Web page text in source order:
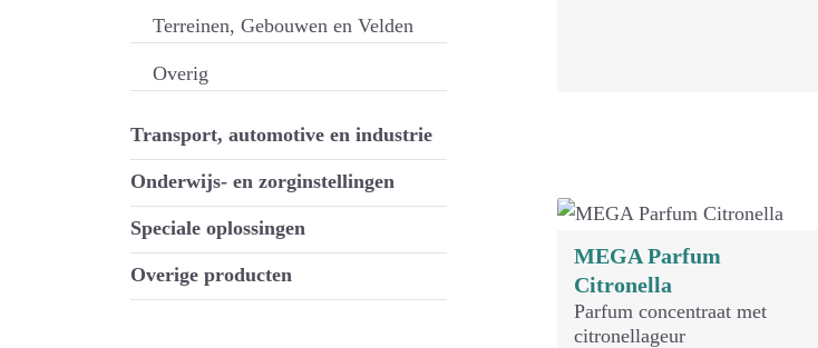
MEGA Parfum
Citronella
Parfum concentraat met
citronellageur
Terreinen, Gebouwen en Velden
Overig
Transport, automotive en industrie
Onderwijs- en zorginstellingen
Speciale oplossingen
Overige producten